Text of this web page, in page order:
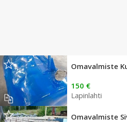
Omavalmiste
150 €
Lapinlahti
Omavalmiste